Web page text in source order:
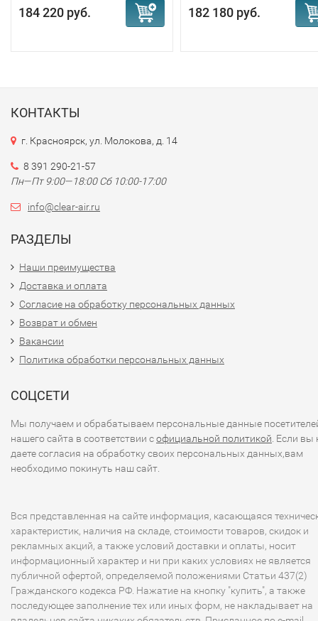
184 220 руб. 182 180 руб.
КОНТАКТЫ
г. Красноярск, ул. Молокова, д. 14
8 391 290-21-57
Пн—Пт 9:00—18:00 Сб 10:00-17:00
info@clear-air.ru
РАЗДЕЛЫ
Наши преимущества
Доставка и оплата
Согласие на обработку персональных данных
Возврат и обмен
Вакансии
Политика обработки персональных данных
СОЦСЕТИ
Мы получаем и обрабатываем персональные данные
нашего сайта в соответствии софициальной политикой . Если вы
даете согласия на обработку своих персональных данных,вам
необходимо покинуть наш сайт.
Вся представленная на сайте информация, касающаяся
характеристик, наличия на складе, стоимости товаров, скидок и
рекламных акций, а также условий доставки и оплаты, носит
информационный характер и ни при каких условиях не является
публичной офертой, определяемой положениями Статьи 437(2)
Гражданского кодекса РФ. Нажатие на кнопку "купить", а также
последующее заполнение тех или иных форм, не накладывает на